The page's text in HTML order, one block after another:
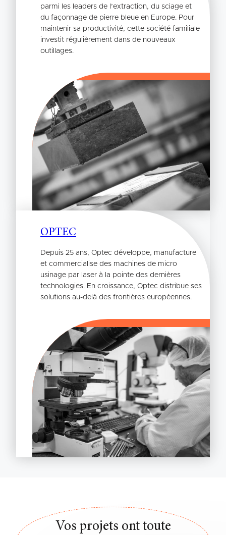
parmi les leaders de l’extraction, du sciage et
du façonnage de pierre bleue en Europe. Pour
maintenir sa productivité, cette société familiale
investit régulièrement dans de nouveaux
outillages.
OPTEC
Depuis 25 ans, Optec développe, manufacture
et commercialise des machines de micro
usinage par laser à la pointe des dernières
technologies. En croissance, Optec distribue ses
solutions au-delà des frontières européennes.
Vos projets ont toute